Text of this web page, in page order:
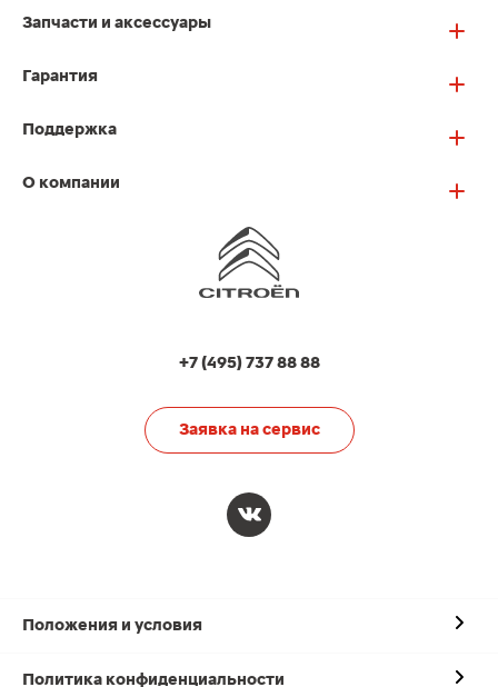
Запчасти и аксессуары
Гарантия
Поддержка
О компании
+7 (495) 737 88 88
Заявка на сервис
Положения и условия
Политика конфиденциальности